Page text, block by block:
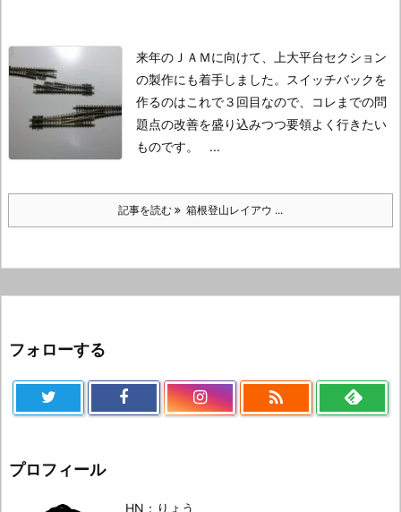
来年のＪＡＭに向けて、上大平台セクション
の製作にも着手しました。
スイッチバックを
作るのはこれで３回目なので、コレまでの問
題点の改善を盛り込みつつ要領よく行きたい
ものです。
...
記事を読む 箱根登山レイアウ ...
フォローする

プロフィール
HN：りょう